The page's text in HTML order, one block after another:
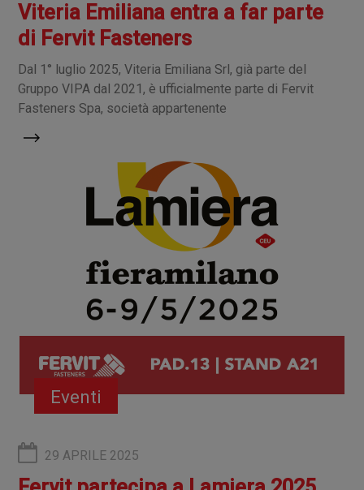
Viteria Emiliana entra a far parte
di Fervit Fasteners
Dal 1° luglio 2025, Viteria Emiliana Srl, già parte del
Gruppo VIPA dal 2021, è ufficialmente parte di Fervit
Fasteners Spa, società appartenente
29 APRILE 2025
Eventi